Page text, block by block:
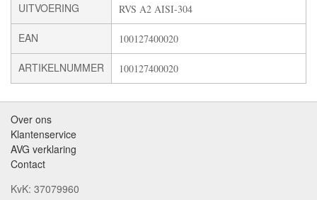
UITVOERING RVS A2 AISI-304
EAN 100127400020
ARTIKELNUMMER 100127400020
Over ons
Klantenservice
AVG verklaring
Contact
KvK: 37079960